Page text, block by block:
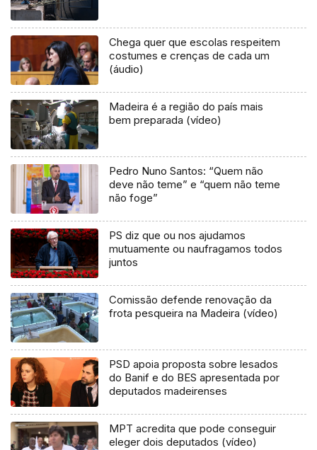
Chega quer que escolas respeitem
costumes e crenças de cada um
(áudio)
Madeira é a região do país mais
bem preparada (vídeo)
Pedro Nuno Santos: “Quem não
deve não teme” e “quem não teme
não foge”
PS diz que ou nos ajudamos
mutuamente ou naufragamos todos
juntos
Comissão defende renovação da
frota pesqueira na Madeira (vídeo)
PSD apoia proposta sobre lesados
do Banif e do BES apresentada por
deputados madeirenses
MPT acredita que pode conseguir
eleger dois deputados (vídeo)